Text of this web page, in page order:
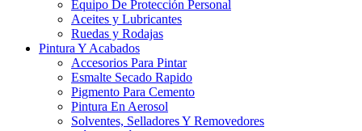
Equipo De Protección Personal
Aceites y Lubricantes
Ruedas y Rodajas
Pintura Y Acabados
Accesorios Para Pintar
Esmalte Secado Rapido
Pigmento Para Cemento
Pintura En Aerosol
Solventes, Selladores Y Removedores